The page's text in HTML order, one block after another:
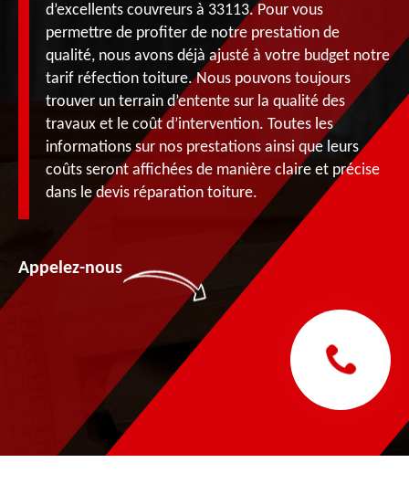
d’excellents couvreurs à 33113. Pour vous
permettre de profiter de notre prestation de
qualité, nous avons déjà ajusté à votre budget notre
tarif réfection toiture. Nous pouvons toujours
trouver un terrain d’entente sur la qualité des
travaux et le coût d’intervention. Toutes les
informations sur nos prestations ainsi que leurs
coûts seront affichées de manière claire et précise
dans le devis réparation toiture.
Appelez-nous